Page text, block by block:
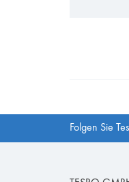
Folgen Sie